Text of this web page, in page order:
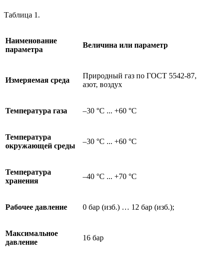
Таблица 1.
Наименование
параметра
Величина или параметр
Измеряемая среда
Природный газ по ГОСТ 5542-87,
азот, воздух
Температура газа –30 °C ... +60 °C
Температура
окружающей среды
–30 °C ... +60 °C
Температура
хранения
–40 °C ... +70 °C
Рабочее давление 0 бар (изб.) … 12 бар (изб.);
Максимальное
давление
16 бар